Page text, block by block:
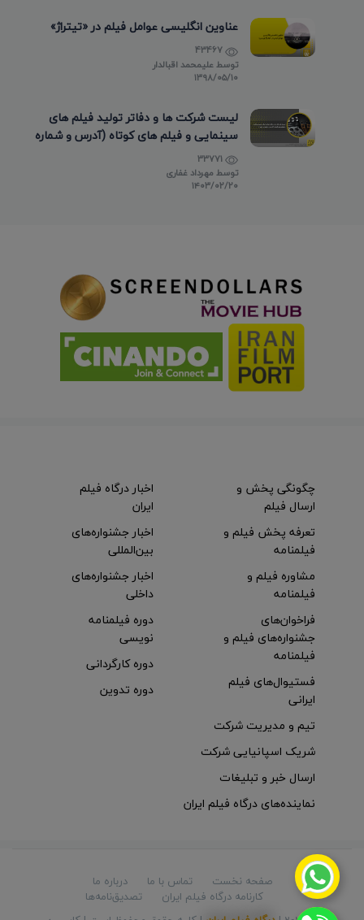
عناوین انگلیسی عوامل فیلم در «تیتراژ»
توسطعلیمحمد اقبالدار
۱۳۹۸/۰۵/۱۰
لیست شرکت ها و دفاتر تولید فیلم های
سینمایی و فیلم های کوتاه (آدرس و شماره
تماس)
توسط مهرداد غفاری
۱۴۰۳/۰۲/۲۰
چگونگی پخش و
ارسال فیلم
تعرفه پخش فیلم و
فیلمنامه
مشاوره فیلم و
فیلمنامه
اخبار درگاه فیلم
ایران
اخبار جشنواره‌های
بین‌المللی
اخبار جشنواره‌های
داخلی
فراخوان‌های
جشنواره‌های فیلم و
فیلمنامه
فستیوال‌های فیلم
ایرانی
دوره فیلمنامه
نویسی
دوره کارگردانی
دوره تدوین
تیم و مدیریت شرکت
شریک اسپانیایی شرکت
ارسال خبر و تبلیغات
نماینده‌های درگاه فیلم ایران
صفحه نخست تماس با ما
درباره ما
کارنامه درگاه فیلم ایران
تصدیق‌نامه‌ها